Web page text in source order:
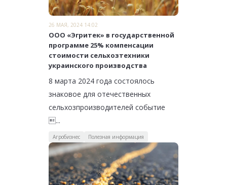
26 МАЯ, 2024 14:02
ООО «Эгритек» в государственной
программе 25% компенсации
стоимости сельхозтехники
украинского производства
8 марта 2024 года состоялось
знаковое для отечественных
сельхозпроизводителей событие
...
Агробизнес Полезная информация